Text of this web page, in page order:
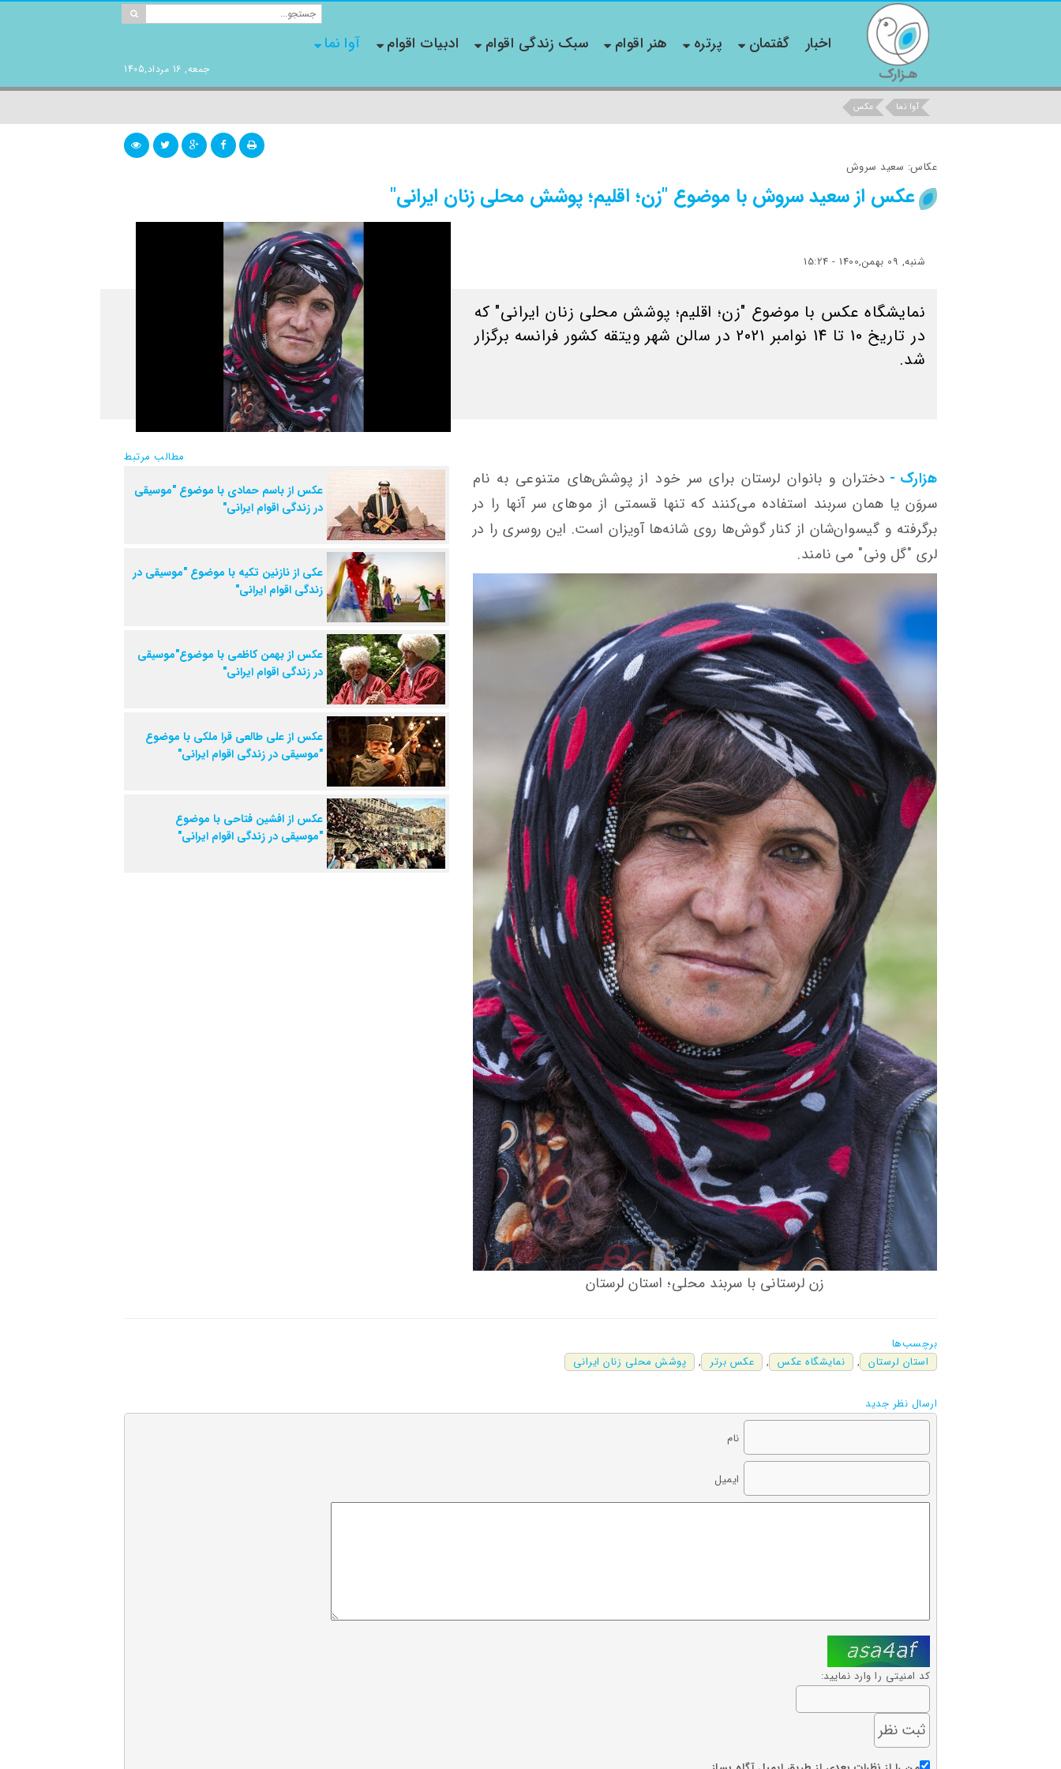
جمعه, 16 مرداد,1405
اخبار گفتمان پرتره هنر اقوام سبک زندگی اقوام ادبیات اقوام آوا نما
آوا نما عکس
عکاس: سعید سروش
عکس از سعید سروش با موضوع "زن؛ اقلیم؛ پوشش محلی زنان ایرانی"
شنبه, 09 بهمن,1400 - 15:24
نمایشگاه عکس با موضوع "زن؛ اقلیم؛ پوشش محلی زنان ایرانی" که
در تاریخ 10 تا 14 نوامبر 2021 در سالن شهر ویتقه کشور فرانسه برگزار
شد.
هزارک - دختران و بانوان لرستان برای سر خود از پوشش‌های متنوعی به نام
سروَن یا همان سربند استفاده می‌کنند که تنها قسمتی از موهای سر آنها را در
برگرفته و گیسوان‌شان از کنار گوش‌ها روی شانه‌ها آویزان است. این روسری را در
لری "گل ونی" می نامند.
زن لرستانی با سربند محلی؛ استان لرستان
مطالب مرتبط
عکس از باسم حمادی با موضوع "موسیقی
در زندگی اقوام ایرانی"
عکی از نازنین تکیه با موضوع "موسیقی در
زندگی اقوام ایرانی"
عکس از بهمن کاظمی با موضوع"موسیقی
در زندگی اقوام ایرانی"
عکس از علی طالعی قرا ملکی با موضوع
"موسیقی در زندگی اقوام ایرانی"
عکس از افشین فتاحی با موضوع
"موسیقی در زندگی اقوام ایرانی"
برچسب‌ها
استان لرستان , نمایشگاه عکس , عکس برتر , پوشش محلی زنان ایرانی
ارسال نظر جدید
نام
ایمیل
کد امنیتی را وارد نمایید: